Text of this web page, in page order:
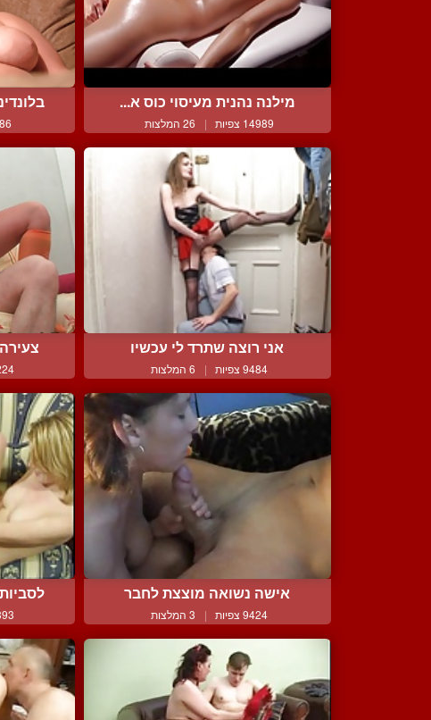
מילנה נהנית מעיסוי כוס א...
14989 צפיות | 26 המלצות
אני רוצה שתרד לי עכשיו
9484 צפיות | 6 המלצות
אישה נשואה מוצצת לחבר
9424 צפיות | 3 המלצות